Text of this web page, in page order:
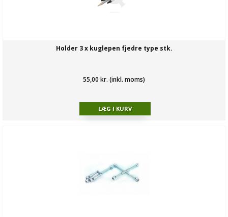
Holder 3 x kuglepen fjedre type stk.
55,00 kr. (inkl. moms)